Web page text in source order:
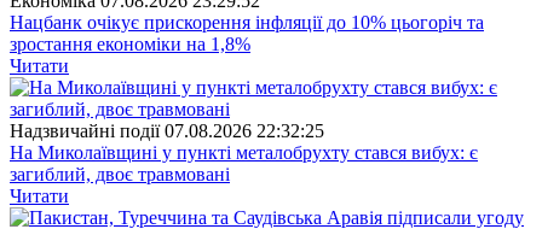
Нацбанк очікує прискорення інфляції до 10% цьогоріч та
зростання економіки на 1,8%
Читати
Надзвичайні події 07.08.2026 22:32:25
На Миколаївщині у пункті металобрухту стався вибух: є
загиблий, двоє травмовані
Читати